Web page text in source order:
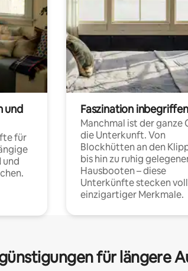
und
für
und
Faszination inbegriffen
Manchmal ist der ganze
die Unterkunft. Von
Blockhütten an den
bis hin zu ruhig
Hausbooten – diese
Unterkünfte stecken
einzigartiger Merkmale.
für längere